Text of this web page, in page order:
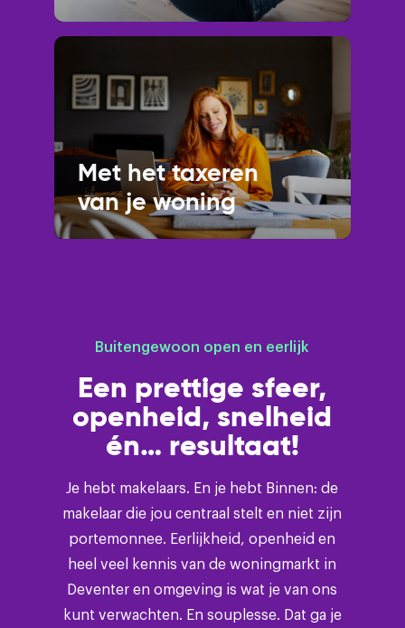
Met het taxeren
van je woning
Buitengewoon open en eerlijk
Een prettige sfeer,
openheid, snelheid
én… resultaat!
Je hebt makelaars. En je hebt Binnen: de
makelaar die jou centraal stelt en niet zijn
portemonnee. Eerlijkheid, openheid en
heel veel kennis van de woningmarkt in
Deventer en omgeving is wat je van ons
kunt verwachten. En souplesse. Dat ga je